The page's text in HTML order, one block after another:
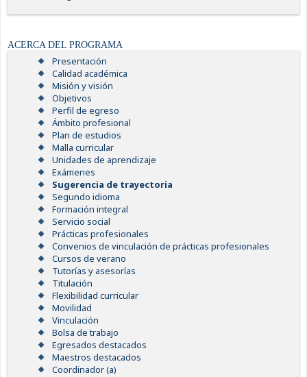
ACERCA DEL PROGRAMA
Presentación
Calidad académica
Misión y visión
Objetivos
Perfil de egreso
Ámbito profesional
Plan de estudios
Malla curricular
Unidades de aprendizaje
Exámenes
Sugerencia de trayectoria
Segundo idioma
Formación integral
Servicio social
Prácticas profesionales
Convenios de vinculación de prácticas profesionales
Cursos de verano
Tutorías y asesorías
Titulación
Flexibilidad curricular
Movilidad
Vinculación
Bolsa de trabajo
Egresados destacados
Maestros destacados
Coordinador (a)